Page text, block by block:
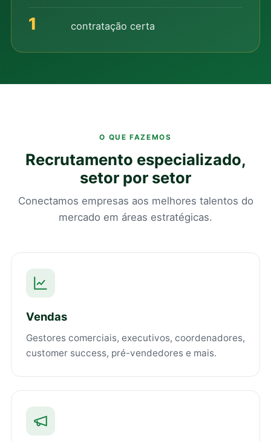
1 contratação certa
O QUE FAZEMOS
Recrutamento especializado,
setor por setor
Conectamos empresas aos melhores talentos do
mercado em áreas estratégicas.
Vendas
Gestores comerciais, executivos, coordenadores,
customer success, pré-vendedores e mais.